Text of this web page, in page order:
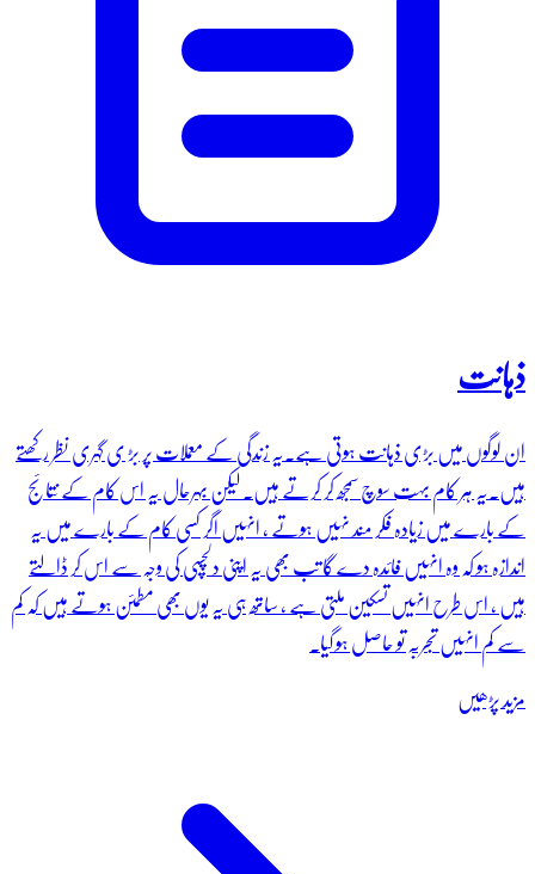
ذہانت
ان لوگوں میں بڑی ذہانت ہوتی ہے۔یہ زندگی کے معملات پر بڑ ی گہری نظر رکھتے
ہیں۔یہ ہر کام بہت سوچ سمجھ کر کرتے ہیں۔ لیکن بہرحال یہ اس کام کے نتائج
کے بارے میں زیادہ فکر مند نہیں ہوتے ، انہیں اگر کسی کام کے بارے میں یہ
اندازہ ہو کہ وہ انہیں فائدہ دے گا تب بھی یہ اپنی دلچسپی کی وجہ سے اس کر ڈالتے
ہیں ، اس طرح انہیں تسکین ملتی ہے ، ساتھ ہی یہ یوں بھی مطمئن ہوتے ہیں کہ کم
سے کم انہیں تجربہ تو حاصل ہو گیا۔
مزید پڑھیں